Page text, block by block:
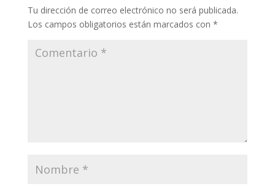
Tu dirección de correo electrónico no será publicada.
Los campos obligatorios están marcados con *